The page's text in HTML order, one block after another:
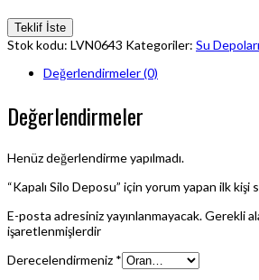
Teklif İste
Stok kodu: LVN0643 Kategoriler: Su Depoları
Değerlendirmeler (0)
Değerlendirmeler
Henüz değerlendirme yapılmadı.
“Kapalı Silo Deposu” için yorum yapan ilk kişi
E-posta adresiniz yayınlanmayacak.Gerekli
işaretlenmişlerdir
Derecelendirmeniz *